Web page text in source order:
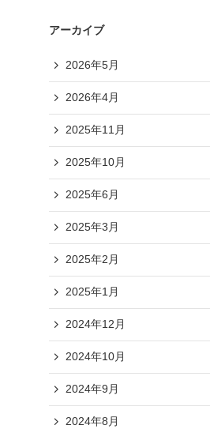
アーカイブ
2026年5月
2026年4月
2025年11月
2025年10月
2025年6月
2025年3月
2025年2月
2025年1月
2024年12月
2024年10月
2024年9月
2024年8月